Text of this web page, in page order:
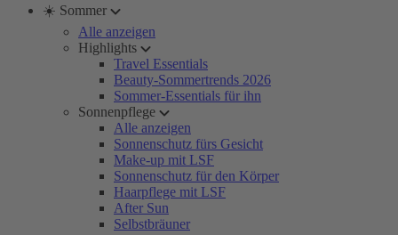
☀️ Sommer
Alle anzeigen
Highlights
Travel Essentials
Beauty-Sommertrends 2026
Sommer-Essentials für ihn
Sonnenpflege
Alle anzeigen
Sonnenschutz fürs Gesicht
Make-up mit LSF
Sonnenschutz für den Körper
Haarpflege mit LSF
After Sun
Selbstbräuner